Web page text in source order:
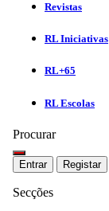
Revistas
RL Iniciativas
RL+65
RL Escolas
Procurar
Entrar Registar
Secções